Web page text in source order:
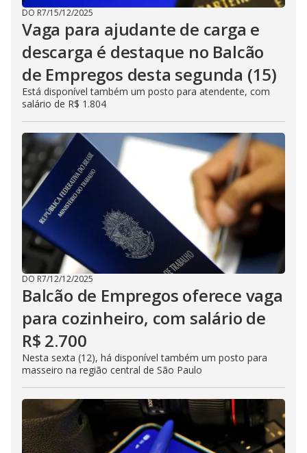
DO R7/15/12/2025
Vaga para ajudante de carga e
descarga é destaque no Balcão
de Empregos desta segunda (15)
Está disponível também um posto para atendente, com
salário de R$ 1.804
DO R7/12/12/2025
Balcão de Empregos oferece vaga
para cozinheiro, com salário de
R$ 2.700
Nesta sexta (12), há disponível também um posto para
masseiro na região central de São Paulo